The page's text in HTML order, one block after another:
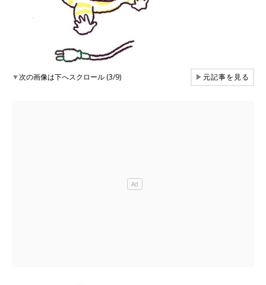
▼次の画像は下へスクロール (3/9) ▶元記事を見る